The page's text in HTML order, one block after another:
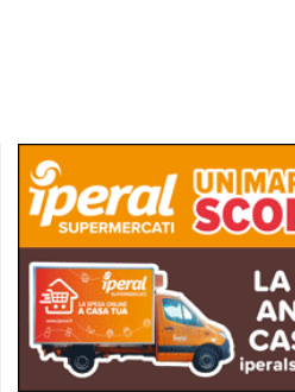
Privacy
policy
Cookie
policy